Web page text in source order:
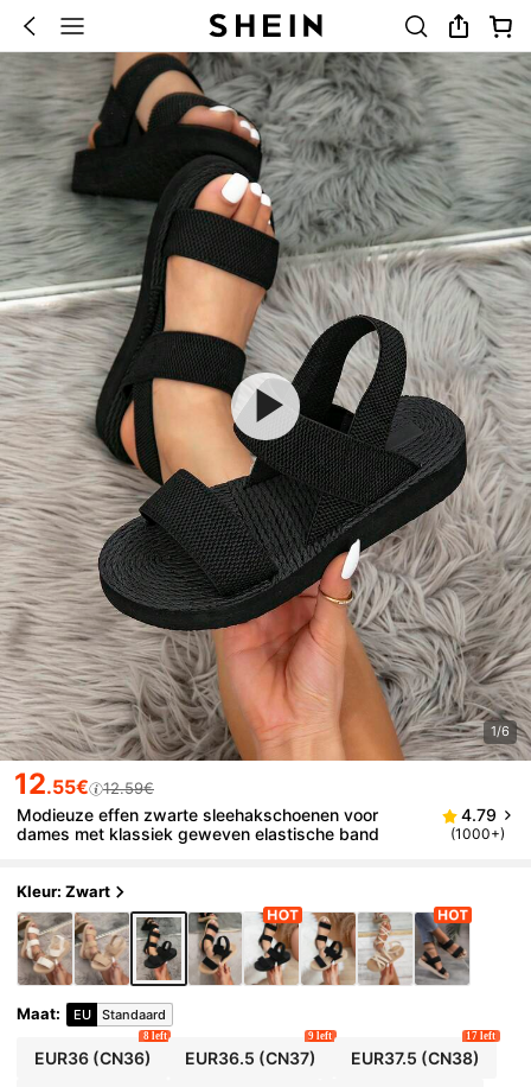
1/6
12.55€ 12.59€
Modieuze effen zwarte sleehakschoenen voor
dames met klassiek geweven elastische band
4.79
(1000+)
Kleur: Zwart
Maat: EU Standaard
EUR36(CN36)
8 left
EUR36.5 (CN37)
9 left
EUR37.5 (CN38)
17 left